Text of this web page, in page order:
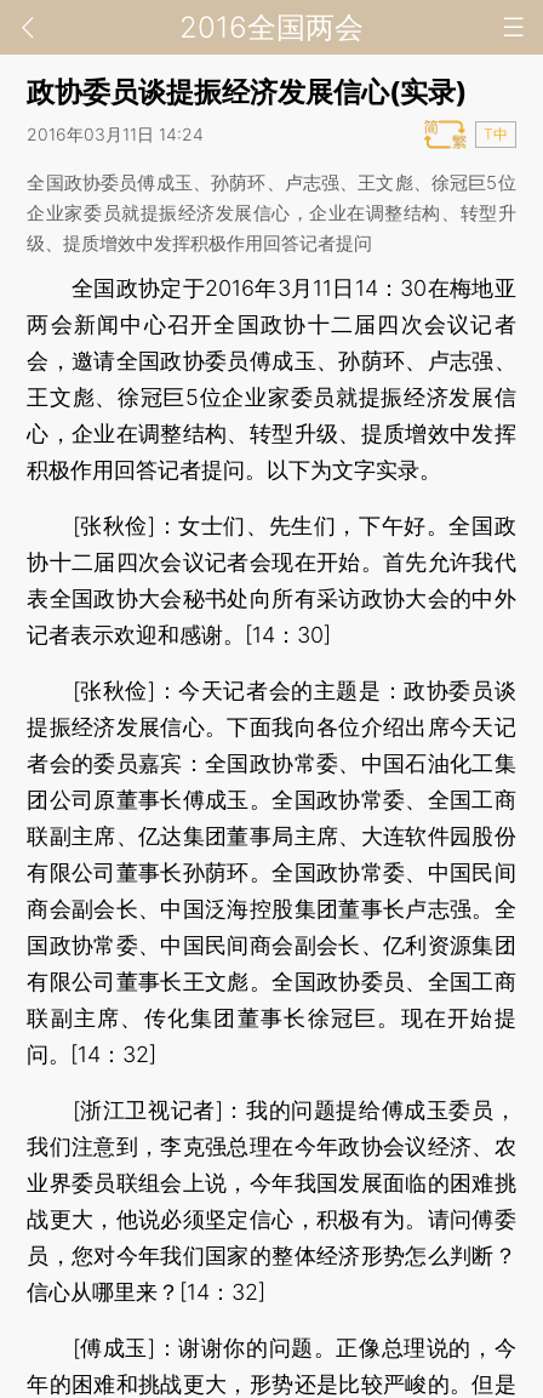
2016全国两会
政协委员谈提振经济发展信心(实录)
2016年03月11日 14:24 T中
全国政协委员傅成玉、孙荫环、卢志强、王文彪、徐冠巨5位
企业家委员就提振经济发展信心，企业在调整结构、转型升
级、提质增效中发挥积极作用回答记者提问
全国政协定于2016年3月11日14：30在梅地亚
两会新闻中心召开全国政协十二届四次会议记者
会，邀请全国政协委员傅成玉、孙荫环、卢志强、
王文彪、徐冠巨5位企业家委员就提振经济发展信
心，企业在调整结构、转型升级、提质增效中发挥
积极作用回答记者提问。以下为文字实录。
[张秋俭]：女士们、先生们，下午好。全国政
协十二届四次会议记者会现在开始。首先允许我代
表全国政协大会秘书处向所有采访政协大会的中外
记者表示欢迎和感谢。[14：30]
[张秋俭]：今天记者会的主题是：政协委员谈
提振经济发展信心。下面我向各位介绍出席今天记
者会的委员嘉宾：全国政协常委、中国石油化工集
团公司原董事长傅成玉。全国政协常委、全国工商
联副主席、亿达集团董事局主席、大连软件园股份
有限公司董事长孙荫环。全国政协常委、中国民间
商会副会长、中国泛海控股集团董事长卢志强。全
国政协常委、中国民间商会副会长、亿利资源集团
有限公司董事长王文彪。全国政协委员、全国工商
联副主席、传化集团董事长徐冠巨。现在开始提
问。[14：32]
[浙江卫视记者]：我的问题提给傅成玉委员，
我们注意到，李克强总理在今年政协会议经济、农
业界委员联组会上说，今年我国发展面临的困难挑
战更大，他说必须坚定信心，积极有为。请问傅委
员，您对今年我们国家的整体经济形势怎么判断？
信心从哪里来？[14：32]
[傅成玉]：谢谢你的问题。正像总理说的，今
年的困难和挑战更大，形势还是比较严峻的。但是